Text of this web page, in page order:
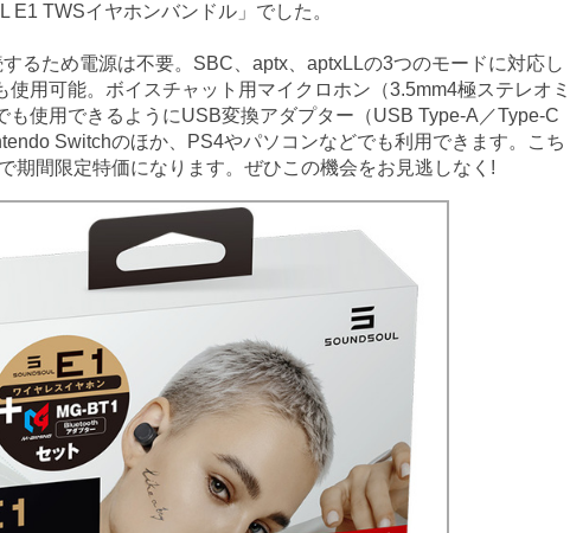
E1 TWSイヤホンバンドル」でした。
るため電源は不要。SBC、aptx、aptxLLの3つのモードに対応し
用可能。ボイスチャット用マイクロホン（3.5mm4極ステレオミ
も使用できるようにUSB変換アダプター（USB Type-A／Type-C
Switchのほか、PS4やパソコンなどでも利用できます。こち
期間限定特価になります。ぜひこの機会をお見逃しなく!